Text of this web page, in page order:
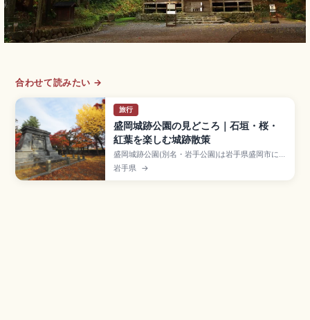
合わせて読みたい →
旅行
盛岡城跡公園の見どころ｜石垣・桜・
紅葉を楽しむ城跡散策
盛岡城跡公園(別名・岩手公園)は岩手県盛岡市にあ
る南部氏の居城・盛岡城跡を整備した公園で、花
崗岩の総石垣が美しい日本100名城。野面積み・
岩手県 →